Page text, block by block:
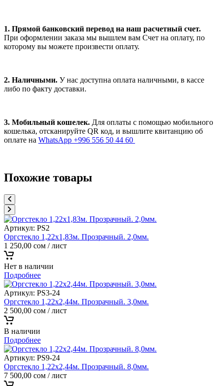
1. Прямой банковский перевод на наш расчетный счет.
При оформлении заказа мы вышлем вам Счет на оплату, по
которому вы можете произвести оплату.
2. Наличными. У нас доступна оплата наличными, в кассе
либо по факту доставки.
3. Мобильный кошелек. Для оплаты с помощью мобильного
кошелька, отсканируйте QR код, и вышлите квитанцию об
оплате на WhatsApp +996 556 50 44 60
Похожие товары
Артикул: PS2
Оргстекло 1,22х1,83м. Прозрачный. 2,0мм.
1 250,00 сом / лист
Нет в наличии
Подробнее
Артикул: PS3-24
Оргстекло 1,22х2,44м. Прозрачный. 3,0мм.
2 500,00 сом / лист
В наличии
Подробнее
Артикул: PS9-24
Оргстекло 1,22х2,44м. Прозрачный. 8,0мм.
7 500,00 сом / лист